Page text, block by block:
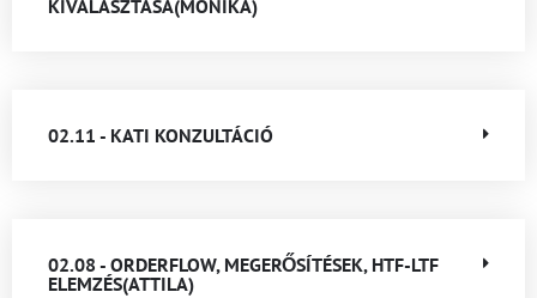
KIVÁLASZTÁSA(MÓNIKA)
02.11 - KATI KONZULTÁCIÓ
02.08 - ORDERFLOW, MEGERŐSÍTÉSEK, HTF-LTF
ELEMZÉS(ATTILA)